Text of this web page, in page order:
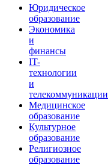
Юридическое
образование
Экономика
и
финансы
IT-
технологии
и
телекоммуникации
Медицинское
образование
Культурное
образование
Религиозное
образование